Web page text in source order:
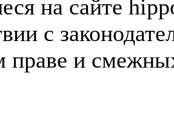
на сайте
с
праве и